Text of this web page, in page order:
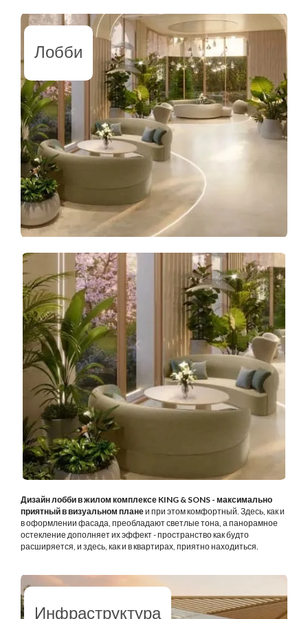
Лобби
Дизайн лобби в жилом комплексе KING & SONS - максимально
приятный в визуальном планеи при этом комфортный. Здесь, как и
в оформлении фасада, преобладают светлые тона, а панорамное
остекление дополняет их эффект - пространство как будто
расширяется, и здесь, как и в квартирах, приятно находиться.
Инфраструктура